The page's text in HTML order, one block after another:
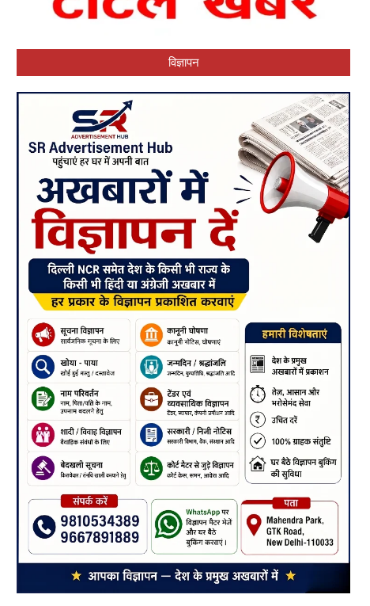
विज्ञापन